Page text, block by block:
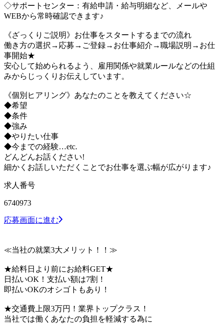
◇サポートセンター：有給申請・給与明細など、メールや
WEBから常時確認できます♪
《ざっくりご説明》お仕事をスタートするまでの流れ
働き方の選択→応募→ご登録→お仕事紹介→職場説明→お仕
事開始★
安心して始められるよう、雇用関係や就業ルールなどの仕組
みからじっくりお伝えしています。
《個別ヒアリング》あなたのことを教えてください☆
◆希望
◆条件
◆強み
◆やりたい仕事
◆今までの経験…etc.
どんどんお話ください!
細かくお話しいただくことでお仕事を選ぶ幅が広がります♪
求人番号
6740973
応募画面に進む
≪当社の就業3大メリット！！≫
★給料日より前にお給料GET★
日払いOK！支払い額は7割！
即払いOKのオシゴトもあり！
★交通費上限3万円！業界トップクラス！
当社では働くあなたの負担を軽減する為に